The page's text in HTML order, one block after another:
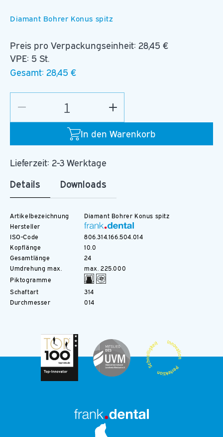
Diamant Bohrer Konus spitz
Preis pro Verpackungseinheit: 28,45 €
VPE: 5 St.
Gesamt: 28,45 €
In den Warenkorb
die
für
Erhöhe
die
Menge
für
Lieferzeit: 2-3 Werktage
Details
Downloads
Artikelbezeichnung
Diamant Bohrer Konus spitz
Hersteller
ISO-Code
806.314.166.504.014
Kopflänge
10.0
Gesamtlänge
24
Umdrehung max.
max. 225.000
Piktogramme
Schaftart
314
Durchmesser
014